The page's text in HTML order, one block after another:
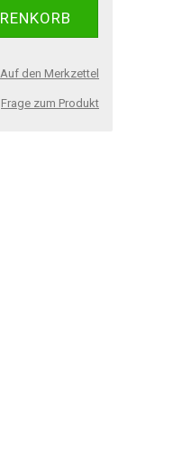
Auf den Merkzettel
Frage zum Produkt